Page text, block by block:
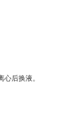
后换液。